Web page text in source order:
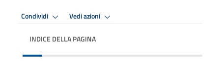
Condividi Vedi azioni
INDICE DELLA PAGINA